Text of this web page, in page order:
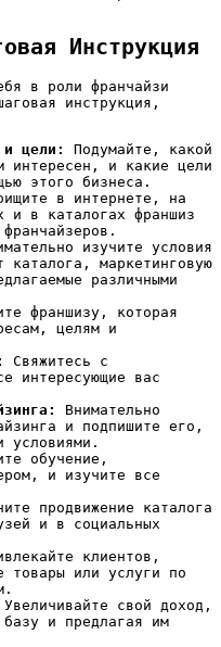
Инструкция
в роли франчайзи
инструкция‚
и цели:
Подумайте‚ какой
интересен‚ и какие цели
этого бизнеса.
в интернете‚ на
и в каталогах франшиз
изучите условия
каталога‚ маркетинговую
различными
франшизу‚ которая
целям и
Свяжитесь с
интересующие вас
Внимательно
и подпишите его‚
условиями.
обучение‚
и изучите все
продвижение каталога
и в социальных
клиентов‚
товары или услуги по
Увеличивайте свой доход‚
базу и предлагая им